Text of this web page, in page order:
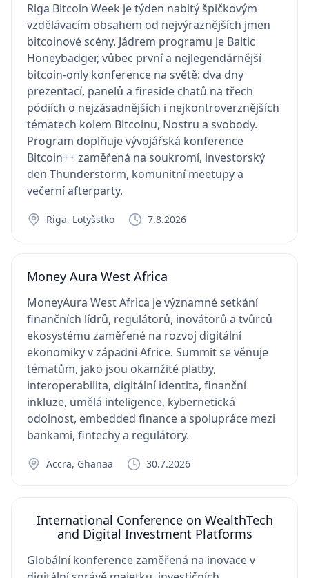
Riga Bitcoin Week je týden nabitý špičkovým
vzdělávacím obsahem od nejvýraznějších jmen
bitcoinové scény. Jádrem programu je Baltic
Honeybadger, vůbec první a nejlegendárnější
bitcoin-only konference na světě: dva dny
prezentací, panelů a fireside chatů na třech
pódiích o nejzásadnějších i nejkontroverznějších
tématech kolem Bitcoinu, Nostru a svobody.
Program doplňuje vývojářská konference
Bitcoin++ zaměřená na soukromí, investorský
den Thunderstorm, komunitní meetupy a
večerní afterparty.
Riga, Lotyšstko 7.8.2026
Money Aura West Africa
MoneyAura West Africa je významné setkání
finančních lídrů, regulátorů, inovátorů a tvůrců
ekosystému zaměřené na rozvoj digitální
ekonomiky v západní Africe. Summit se věnuje
tématům, jako jsou okamžité platby,
interoperabilita, digitální identita, finanční
inkluze, umělá inteligence, kybernetická
odolnost, embedded finance a spolupráce mezi
bankami, fintechy a regulátory.
Accra, Ghanaa 30.7.2026
International Conference on WealthTech
and Digital Investment Platforms
Globální konference zaměřená na inovace v